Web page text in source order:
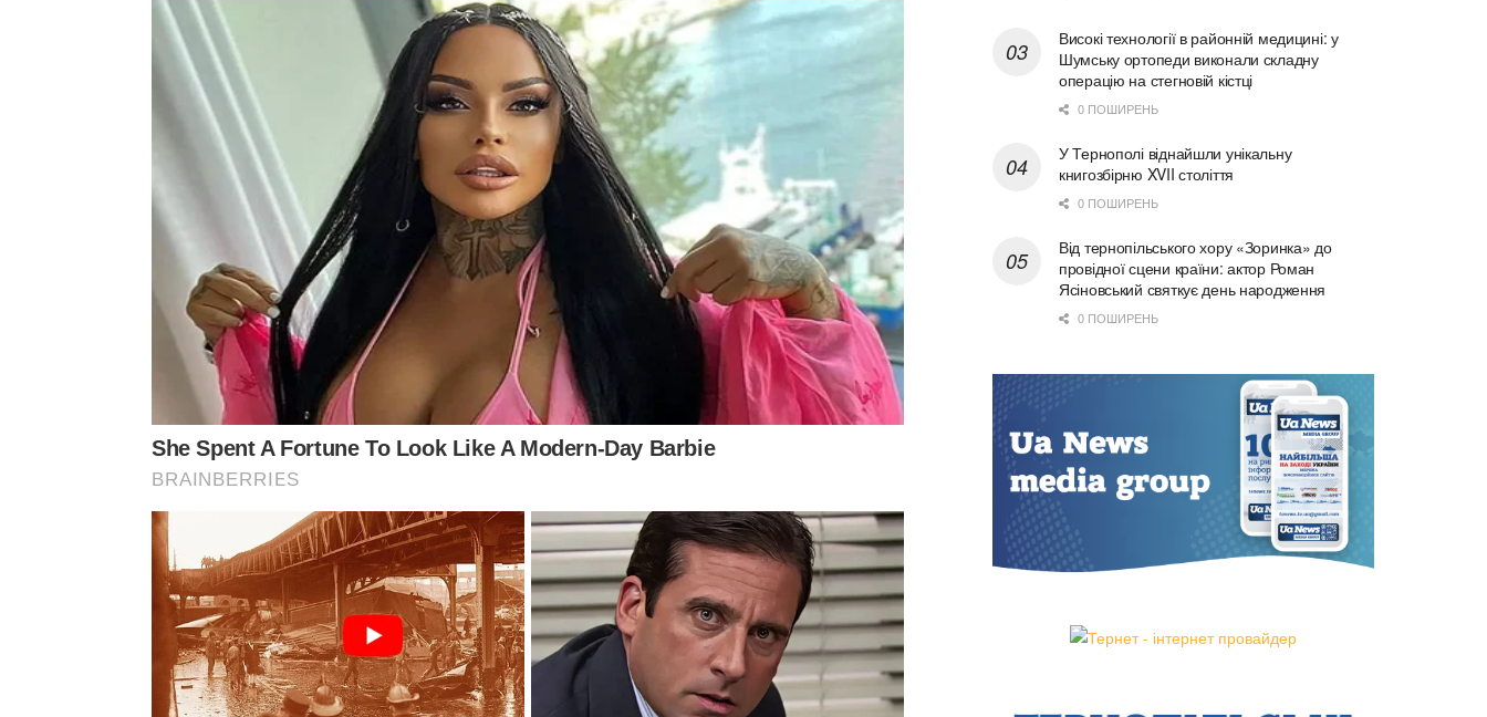
Високі технології в районній медицині: у
Шумську ортопеди виконали складну
операцію на стегновій кістці
0 ПОШИРЕНЬ
У Тернополі віднайшли унікальну
книгозбірню XVII століття
0 ПОШИРЕНЬ
Від тернопільського хору «Зоринка» до
провідної сцени країни: актор Роман
Ясіновський святкує день народження
0 ПОШИРЕНЬ